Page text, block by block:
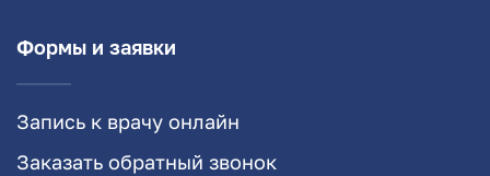
Формы и заявки
Запись к врачу онлайн
Заказать обратный звонок